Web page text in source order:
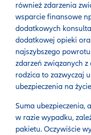
również zdarzenia
wsparcie finansowe
dodatkowych
dodatkowej opieki
najszybszego
zdarzeń związanych
rodzica to zazwyczaj
ubezpieczenia na
Suma ubezpieczenia,
w razie wypadku,
pakietu. Oczywiście